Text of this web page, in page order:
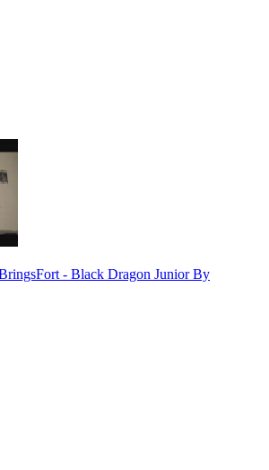
- Black Dragon Junior By